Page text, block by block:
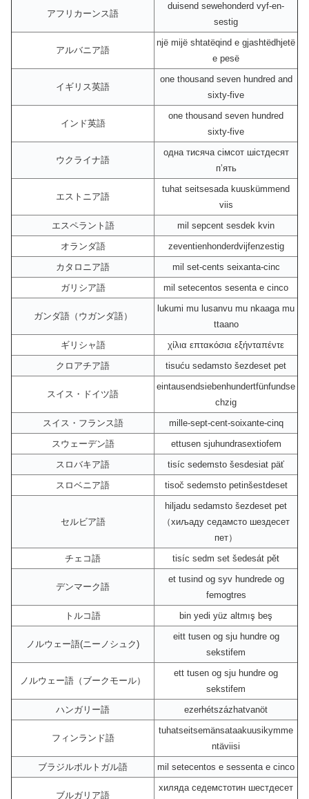
アフリカーンス語
duisend sewehonderd vyf-en-
sestig
アルバニア語
një mijë shtatëqind e gjashtëdhjetë
e pesë
イギリス英語
one thousand seven hundred and
sixty-five
インド英語
one thousand seven hundred
sixty-five
ウクライナ語
одна тисяча сімсот шістдесят
пʼять
エストニア語
tuhat seitsesada kuuskümmend
viis
エスペラント語
mil sepcent sesdek kvin
オランダ語
zeventienhonderdvijfenzestig
カタロニア語
mil set-cents seixanta-cinc
ガリシア語
mil setecentos sesenta e cinco
ガンダ語（ウガンダ語）
lukumi mu lusanvu mu nkaaga mu
ttaano
ギリシャ語
χίλια επτακόσια εξήνταπέντε
クロアチア語
tisuću sedamsto šezdeset pet
スイス・ドイツ語
eintausendsiebenhundertfünfundse
chzig
スイス・フランス語
mille-sept-cent-soixante-cinq
スウェーデン語
ettusen sjuhundrasextiofem
スロバキア語
tisíc sedemsto šesdesiat päť
スロベニア語
tisoč sedemsto petinšestdeset
セルビア語
hiljadu sedamsto šezdeset pet
（хиљаду седамсто шездесет
пет）
チェコ語
tisíc sedm set šedesát pět
デンマーク語
et tusind og syv hundrede og
femogtres
トルコ語
bin yedi yüz altmış beş
ノルウェー語(ニーノシュク)
eitt tusen og sju hundre og
sekstifem
ノルウェー語（ブークモール）
ett tusen og sju hundre og
sekstifem
ハンガリー語
ezerhétszázhatvanöt
フィンランド語
tuhatseitsemänsataakuusikymme
ntäviisi
ブラジルポルトガル語
mil setecentos e sessenta e cinco
ブルガリア語
хиляда седемстотин шестдесет